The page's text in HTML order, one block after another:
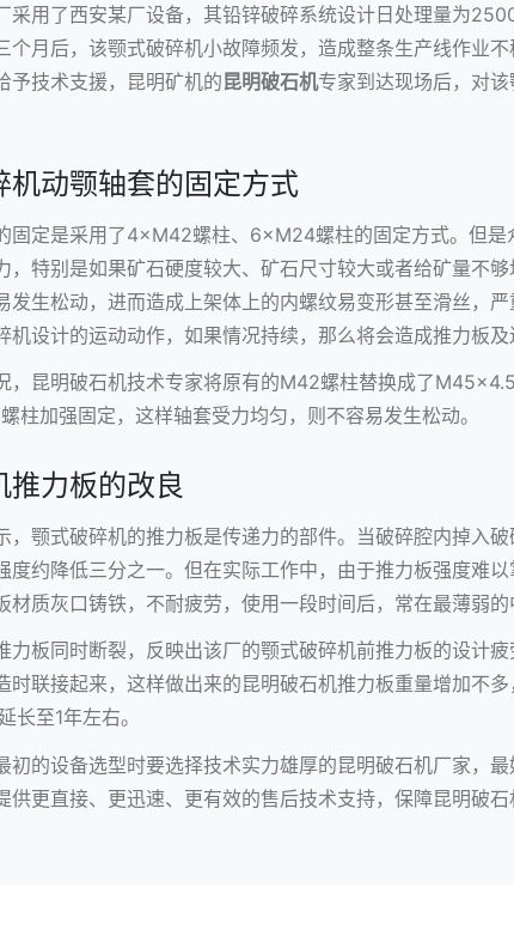
采用了西安某厂设备，其铅锌破碎系统设计日处理量为
个月后，该颚式破碎机小故障频发，造成整条生产线作业
予技术支援，昆明矿机的昆明破石机专家到达现场后，对
机动颚轴套的固定方式
固定是采用了4×M42螺柱、6×M24螺柱的固定方式。但
，特别是如果矿石硬度较大、矿石尺寸较大或者给矿量不
发生松动，进而造成上架体上的内螺纹易变形甚至滑丝，
机设计的运动动作，如果情况持续，那么将会造成推力板及
，昆明破石机技术专家将原有的M42螺柱替换成了
柱加强固定，这样轴套受力均匀，则不容易发生松动。
推力板的改良
，颚式破碎机的推力板是传递力的部件。当破碎腔内掉入
度约降低三分之一。但在实际工作中，由于推力板强度难
材质灰口铸铁，不耐疲劳，使用一段时间后，常在最薄弱
力板同时断裂，反映出该厂的颚式破碎机前推力板的设计
时联接起来，这样做出来的昆明破石机推力板重量增加不
长至1年左右。
初的设备选型时要选择技术实力雄厚的昆明破石机厂家，
供更直接、更迅速、更有效的售后技术支持，保障昆明破